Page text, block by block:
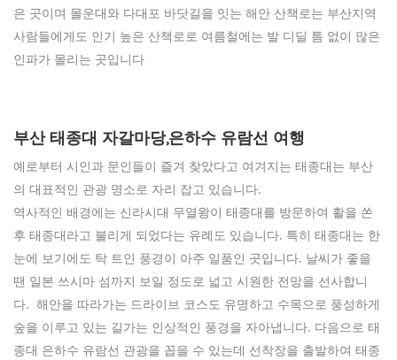
은 곳이며 몰운대와 다대포 바닷길을 잇는 해안 산책로는 부산지역
사람들에게도 인기 높은 산책로로 여름철에는 발 디딜 틈 없이 많은
인파가 몰리는 곳입니다
부산 태종대 자갈마당,은하수 유람선 여행
예로부터 시인과 문인들이 즐겨 찾았다고 여겨지는 태종대는 부산
의 대표적인 관광 명소로 자리 잡고 있습니다.
역사적인 배경에는 신라시대 무열왕이 태종대를 방문하여 활을 쏜
후 태종대라고 불리게 되었다는 유례도 있습니다. 특히 태종대는 한
눈에 보기에도 탁 트인 풍경이 아주 일품인 곳입니다. 날씨가 좋을
땐 일본 쓰시마 섬까지 보일 정도로 넓고 시원한 전망을 선사합니
다. 해안을 따라가는 드라이브 코스도 유명하고 수목으로 풍성하게
숲을 이루고 있는 길가는 인상적인 풍경을 자아냅니다. 다음으로 태
종대 은하수 유람선 관광을 꼽을 수 있는데 선착장을 출발하여 태종